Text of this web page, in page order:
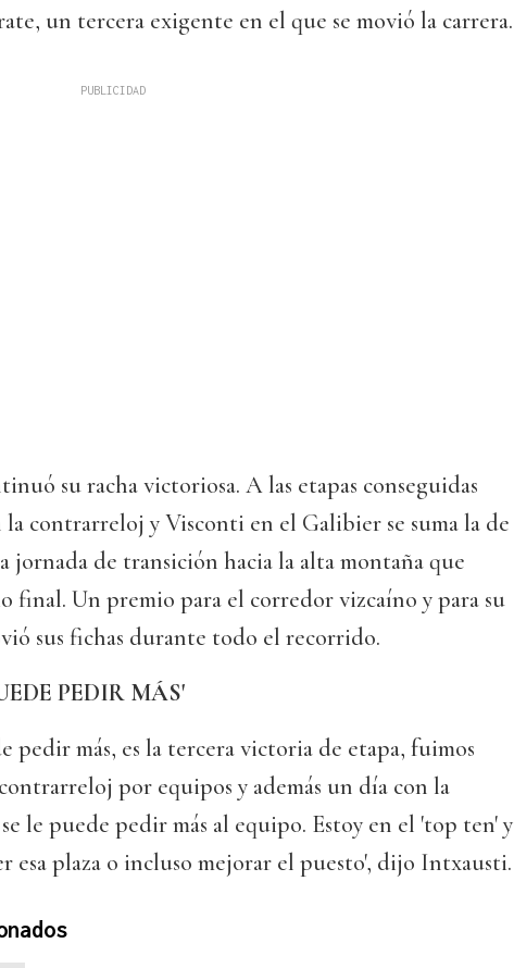
un tercera exigente en el que se movió la carrera.
su racha victoriosa. A las etapas conseguidas
contrarreloj y Visconti en el Galibier se suma la de
jornada de transición hacia la alta montaña que
final. Un premio para el corredor vizcaíno y para su
sus fichas durante todo el recorrido.
PEDIR MÁS'
pedir más, es la tercera victoria de etapa, fuimos
por equipos y además un día con la
le puede pedir más al equipo. Estoy en el 'top ten' y
esa plaza o incluso mejorar el puesto', dijo Intxausti.